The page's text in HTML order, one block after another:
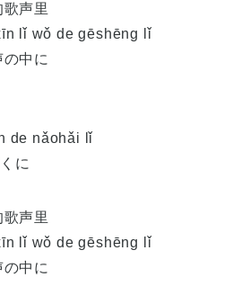
声里
lǐ wǒ de gēshēng lǐ
中に
de nǎohǎi lǐ
に
声里
lǐ wǒ de gēshēng lǐ
中に